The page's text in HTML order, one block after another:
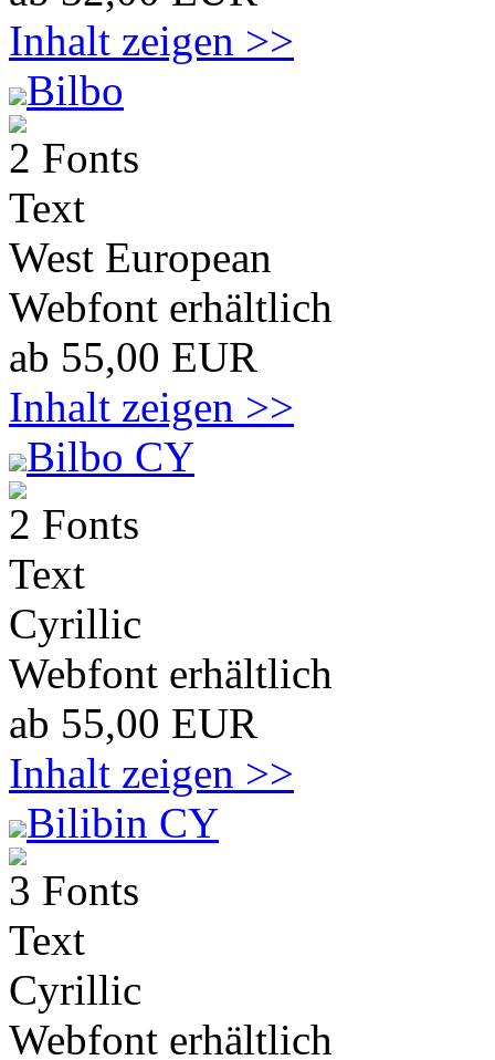
Inhalt zeigen >>
Bilbo
2 Fonts
Text
West European
Webfont erhältlich
ab 55,00 EUR
Inhalt zeigen >>
Bilbo CY
2 Fonts
Text
Cyrillic
Webfont erhältlich
ab 55,00 EUR
Inhalt zeigen >>
Bilibin CY
3 Fonts
Text
Cyrillic
Webfont erhältlich